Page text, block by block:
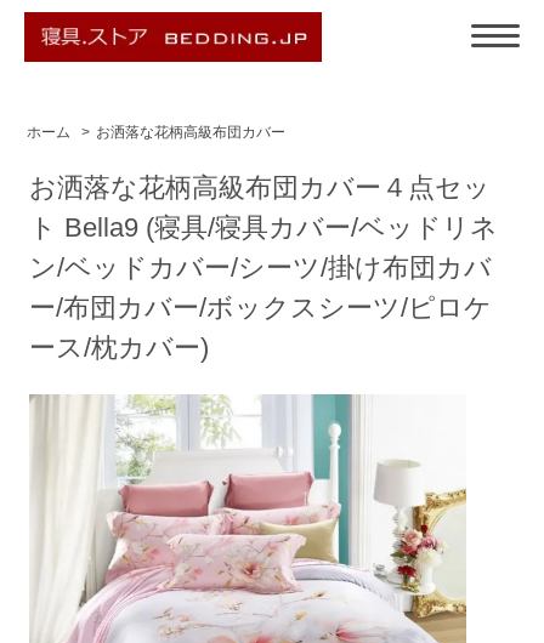
ホーム > お洒落な花柄高級布団カバー
お洒落な花柄高級布団カバー４点セッ
ト Bella9 (寝具/寝具カバー/ベッドリネ
ン/ベッドカバー/シーツ/掛け布団カバ
ー/布団カバー/ボックスシーツ/ピロケ
ース/枕カバー)